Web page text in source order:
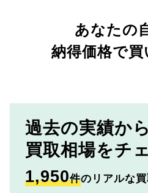
あなたの
納得価格で
過去の実績から
買取相場をチ
1,950件のリアルな